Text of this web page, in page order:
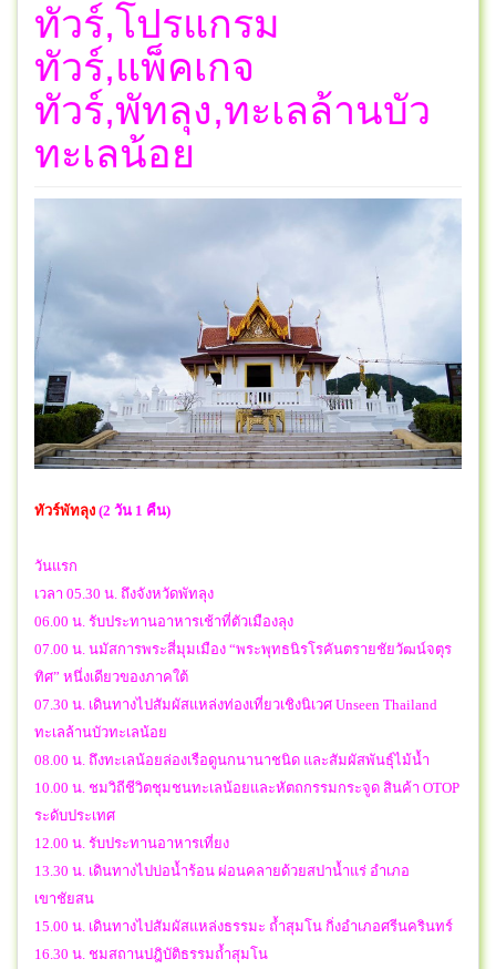
ทัวร์,โปรแกรม
ทัวร์,แพ็คเกจ
ทัวร์,พัทลุง,ทะเลล้านบัว
ทะเลน้อย
ทัวร์พัทลุง (2 วัน 1 คืน)
วันแรก
เวลา 05.30 น. ถึงจังหวัดพัทลุง
06.00 น. รับประทานอาหารเช้าที่ตัวเมืองลุง
07.00 น. นมัสการพระสี่มุมเมือง “พระพุทธนิรโรคันตรายชัยวัฒน์จตุร
ทิศ” หนึ่งเดียวของภาคใต้
07.30 น. เดินทางไปสัมผัสแหล่งท่องเที่ยวเชิงนิเวศ Unseen Thailand
ทะเลล้านบัวทะเลน้อย
08.00 น. ถึงทะเลน้อยล่องเรือดูนกนานาชนิด และสัมผัสพันธุ์ไม้น้ำ
10.00 น. ชมวิถีชีวิตชุมชนทะเลน้อยและหัตถกรรมกระจูด สินค้า OTOP
ระดับประเทศ
12.00 น. รับประทานอาหารเที่ยง
13.30 น. เดินทางไปบ่อน้ำร้อน ผ่อนคลายด้วยสปาน้ำแร่ อำเภอ
เขาชัยสน
15.00 น. เดินทางไปสัมผัสแหล่งธรรมะ ถ้ำสุมโน กิ่งอำเภอศรีนครินทร์
16.30 น. ชมสถานปฎิบัติธรรมถ้ำสุมโน